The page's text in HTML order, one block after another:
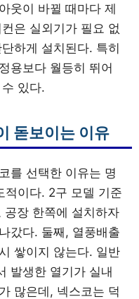
웃이 바뀔 때마다 제
은 실외기가 필요 없
하게 설치된다. 특히
용보다 월등히 뛰어
있다.
돋보이는 이유
를 선택한 이유는 명
적이다. 2구 모델 기준
장 한쪽에 설치하자
갔다. 둘째, 열풍배출
쌓이지 않는다. 일반
발생한 열기가 실내
많은데, 넥스코는 덕